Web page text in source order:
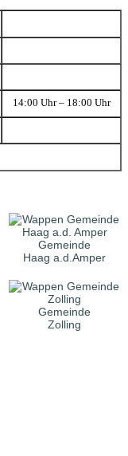
14:00 Uhr – 18:00 Uhr
Gemeinde
Haag a.d.Amper
Gemeinde
Zolling